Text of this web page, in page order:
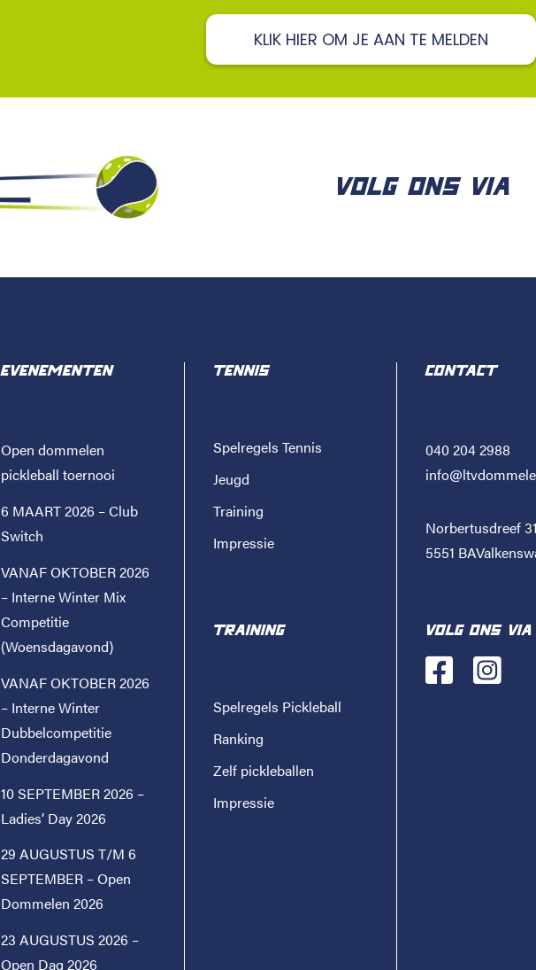
KLIK HIER OM JE AAN TE MELDEN
VOLG ONS VIA
EVENEMENTEN
Open dommelen
pickleball toernooi
6 MAART 2026 – Club
Switch
VANAF OKTOBER 2026
– Interne Winter Mix
Competitie
(Woensdagavond)
VANAF OKTOBER 2026
– Interne Winter
Dubbelcompetitie
Donderdagavond
10 SEPTEMBER 2026 –
Ladies’ Day 2026
29 AUGUSTUS T/M 6
SEPTEMBER – Open
Dommelen 2026
23 AUGUSTUS 2026 –
Open Dag 2026
TENNIS
Spelregels Tennis
Jeugd
Training
Impressie
TRAINING
Spelregels Pickleball
Ranking
Zelf pickleballen
Impressie
CONTACT
040 204 2988
Norbertusdreef
5551
VOLG ONS VIA